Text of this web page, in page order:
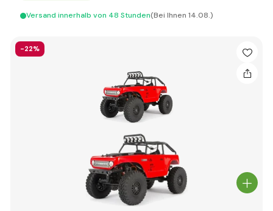
Versand innerhalb von 48 Stunden(Bei Ihnen 14.08.)
-22%